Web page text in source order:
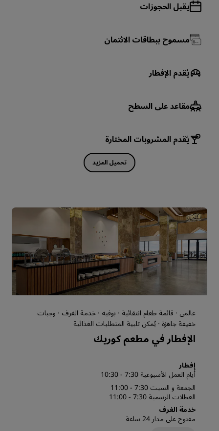
يقبل الحجوزات
مسموح ببطاقات الائتمان
يُقدم الإفطار
مقاعد على السطح
يُقدم المشروبات المختارة
تحميل المزيد
عالمي · قائمة طعام انتقائية · بوفيه · خدمة الغرف · وجبات
خفيفة جاهزة · يُمكن تلبية المتطلبات الغذائية
الإفطار في مطعم كوريك
إفطار
أيام العمل الأسبوعية 7:30 - 10:30
الجمعة و السبت 7:30 - 11:00
العطلات الرسمية 7:30 - 11:00
خدمة الغرف
مفتوح على مدار 24 ساعة